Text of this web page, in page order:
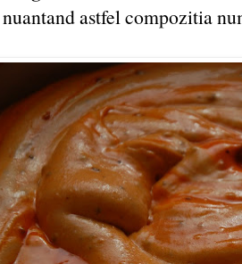
astfel compozitia